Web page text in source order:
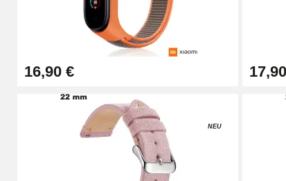
Uhrmacherset Anfänger
26,90 €
Pump Box Armbanduhr -
14,08 €
Pumpbox für Uhrenarmbänder -
16,90 €
NEU